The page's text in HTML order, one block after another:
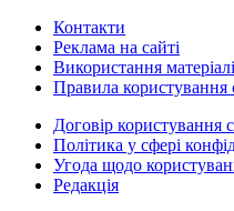
Контакти
Реклама на сайті
Використання
Правила користування
Договір користування
Політика у сфері
Угода щодо
Редакція